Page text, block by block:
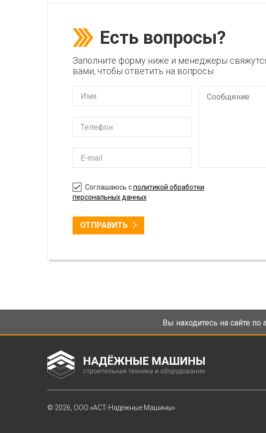
Есть вопросы?
Заполните форму ниже и менеджеры
вами, чтобы ответить на вопросы
Соглашаюсь сполитикой обработки
персональных данных
ОТПРАВИТЬ
Вы находитесь на сайте по
© 2026, ООО «АСТ-Надежные Машины»